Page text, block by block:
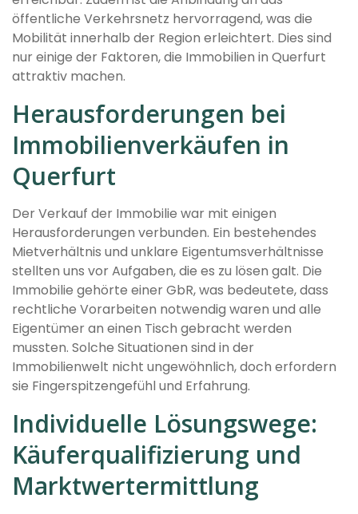
öffentliche Verkehrsnetz hervorragend, was die
Mobilität innerhalb der Region erleichtert. Dies sind
nur einige der Faktoren, die Immobilien in Querfurt
attraktiv machen.
Herausforderungen bei
Immobilienverkäufen in
Querfurt
Der Verkauf der Immobilie war mit einigen
Herausforderungen verbunden. Ein bestehendes
Mietverhältnis und unklare Eigentumsverhältnisse
stellten uns vor Aufgaben, die es zu lösen galt. Die
Immobilie gehörte einer GbR, was bedeutete, dass
rechtliche Vorarbeiten notwendig waren und alle
Eigentümer an einen Tisch gebracht werden
mussten. Solche Situationen sind in der
Immobilienwelt nicht ungewöhnlich, doch erfordern
sie Fingerspitzengefühl und Erfahrung.
Individuelle Lösungswege:
Käuferqualifizierung und
Marktwertermittlung